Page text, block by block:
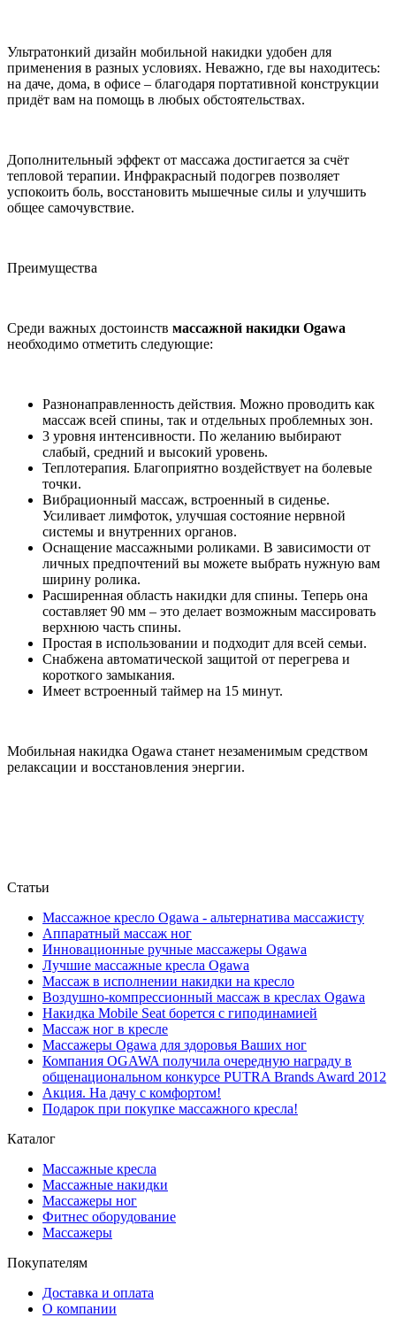
Ультратонкий дизайн мобильной накидки удобен для
применения в разных условиях. Неважно, где вы находитесь:
на даче, дома, в офисе – благодаря портативной конструкции
придёт вам на помощь в любых обстоятельствах.
Дополнительный эффект от массажа достигается за счёт
тепловой терапии. Инфракрасный подогрев позволяет
успокоить боль, восстановить мышечные силы и улучшить
общее самочувствие.
Преимущества
Среди важных достоинств массажной накидки Ogawa
необходимо отметить следующие:
Разнонаправленность действия. Можно проводить как
массаж всей спины, так и отдельных проблемных зон.
3 уровня интенсивности. По желанию выбирают
слабый, средний и высокий уровень.
Теплотерапия. Благоприятно воздействует на болевые
точки.
Вибрационный массаж, встроенный в сиденье.
Усиливает лимфоток, улучшая состояние нервной
системы и внутренних органов.
Оснащение массажными роликами. В зависимости от
личных предпочтений вы можете выбрать нужную вам
ширину ролика.
Расширенная область накидки для спины. Теперь она
составляет 90 мм – это делает возможным массировать
верхнюю часть спины.
Простая в использовании и подходит для всей семьи.
Снабжена автоматической защитой от перегрева и
короткого замыкания.
Имеет встроенный таймер на 15 минут.
Мобильная накидка Ogawa станет незаменимым средством
релаксации и восстановления энергии.
Статьи
Массажное кресло Ogawa - альтернатива массажисту
Аппаратный массаж ног
Инновационные ручные массажеры Ogawa
Лучшие массажные кресла Ogawa
Массаж в исполнении накидки на кресло
Воздушно-компрессионный массаж в креслах Ogawa
Накидка Mobile Seat борется с гиподинамией
Массаж ног в кресле
Массажеры Ogawa для здоровья Ваших ног
Компания OGAWA получила очередную награду в
общенациональном конкурсе PUTRA Brands Award 2012
Акция. На дачу с комфортом!
Подарок при покупке массажного кресла!
Каталог
Массажные кресла
Массажные накидки
Массажеры ног
Фитнес оборудование
Массажеры
Покупателям
Доставка и оплата
О компании